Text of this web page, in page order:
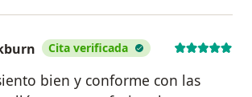
Cita verificada
bien y conforme con las